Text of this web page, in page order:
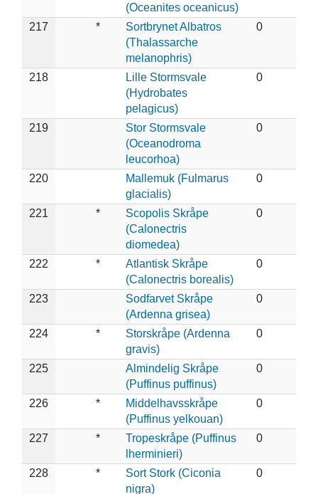
(Oceanites oceanicus)
217 *
Sortbrynet Albatros
(Thalassarche
melanophris)
0
218
Lille Stormsvale
(Hydrobates
pelagicus)
0
219
Stor Stormsvale
(Oceanodroma
leucorhoa)
0
220
Mallemuk (Fulmarus
glacialis)
0
221 *
Scopolis Skråpe
(Calonectris
diomedea)
0
222 *
Atlantisk Skråpe
(Calonectris borealis)
0
223
Sodfarvet Skråpe
(Ardenna grisea)
0
224 *
Storskråpe (Ardenna
gravis)
0
225
Almindelig Skråpe
(Puffinus puffinus)
0
226 *
Middelhavsskråpe
(Puffinus yelkouan)
0
227 *
Tropeskråpe (Puffinus
lherminieri)
0
228 *
Sort Stork (Ciconia
nigra)
0